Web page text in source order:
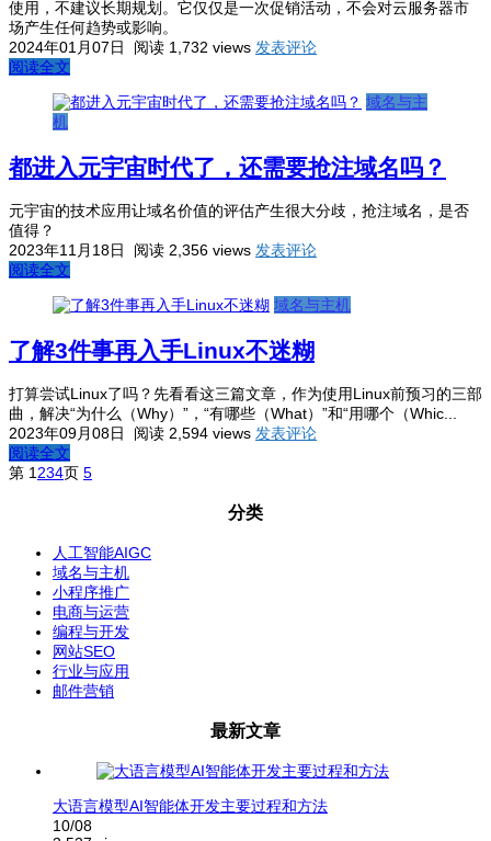
使用，不建议长期规划。它仅仅是一次促销活动，不会对云服务器市
场产生任何趋势或影响。
2024年01月07日
阅读 1,732 views 发表评论
阅读全文
域名与主
机
都进入元宇宙时代了，还需要抢注域名吗？
元宇宙的技术应用让域名价值的评估产生很大分歧，抢注域名，是否
值得？
2023年11月18日
阅读 2,356 views 发表评论
阅读全文
域名与主机
了解3件事再入手Linux不迷糊
打算尝试Linux了吗？先看看这三篇文章，作为使用Linux前预习的三部
曲，解决“为什么（Why）”，“有哪些（What）”和“用哪个（Whic...
2023年09月08日
阅读 2,594 views 发表评论
阅读全文
第 1 234页 5
分类
人工智能AIGC
域名与主机
小程序推广
电商与运营
编程与开发
网站SEO
行业与应用
邮件营销
最新文章
大语言模型AI智能体开发主要过程和方法
10/08